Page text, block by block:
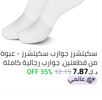
سكيتشرز جوارب سكيتشرز - عبوة
من قطعتين، جوارب رجالية كاملة
من قماش تيري
د.ك‏7.87
12.15
35% OFF